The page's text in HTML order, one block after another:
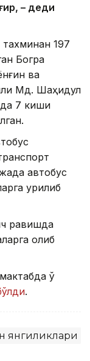
– деди
197
Богра
ва
Мд. Шаҳидул
7 киши
автобус
урилиб
равишда
олиб
ўқ
.
янгиликлари